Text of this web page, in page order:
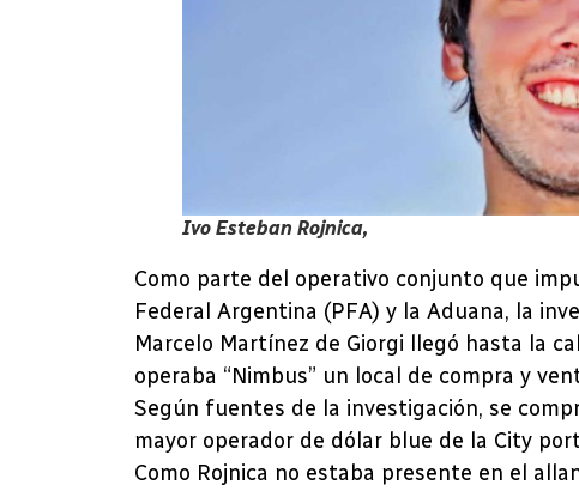
Ivo Esteban Rojnica,
Como parte del operativo conjunto que
Federal Argentina (PFA) y la Aduana, la
Marcelo Martínez de Giorgi llegó hasta la
operaba “Nimbus” un local de compra y
Según fuentes de la investigación, se
mayor operador de dólar blue de la City
Como Rojnica no estaba presente en el